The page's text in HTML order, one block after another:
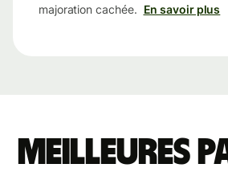
majoration cachée. En savoir plus
Meilleures